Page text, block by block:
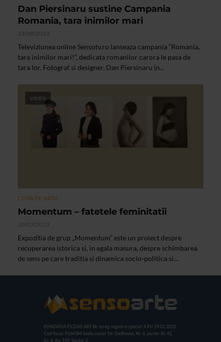
Dan Piersinaru sustine Campania
Romania, tara inimilor mari
23/08/2013
Televiziunea online Sensotv.ro lanseaza campania “Romania,
tara inimilor mari!”, dedicata romanilor carora le pasa de
tara lor. Fotograf si designer, Dan Piersinaru (n...
VIDEO
CLIPA DE ARTA
Momentum – fatetele feminitatii
20/03/2013
Expozitia de grup „Momentum” este un proiect despre
recuperarea istorica si, in egala masura, despre schimbarea
de sens pe care traditia si dinamica socio-politica si...
FUNDATIA FILDAS ART Nr inreg registrul special: 4 PJ/ 29.01.2013
Cod fiscal: 9164384 Sediu social: Str. Delfinului, Nr. 6, parter Bl. 42,
Sc. 4, Ap. 197, Sector 2